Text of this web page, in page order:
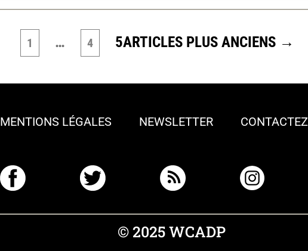
1 … 4 5ARTICLESPLUS ANCIENS →
MENTIONS LÉGALES NEWSLETTER
© 2025 WCADP